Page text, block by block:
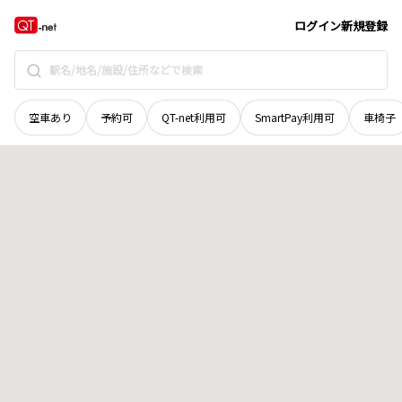
ログイン新規登録
空車あり 予約可 QT-net利用可 SmartPay利用可 車椅子
岡山県